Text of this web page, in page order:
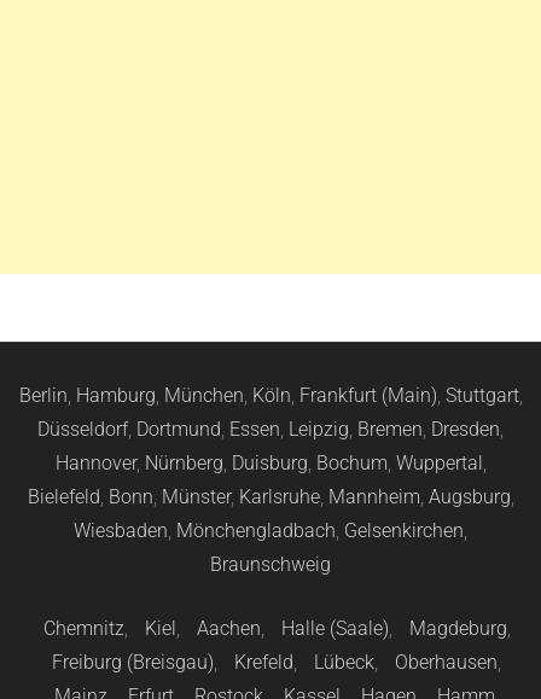
Berlin, Hamburg, München, Köln, Frankfurt (Main), Stuttgart,
Düsseldorf, Dortmund, Essen, Leipzig, Bremen, Dresden,
Hannover, Nürnberg, Duisburg, Bochum, Wuppertal,
Bielefeld, Bonn, Münster, Karlsruhe, Mannheim, Augsburg,
Wiesbaden, Mönchengladbach, Gelsenkirchen,
Braunschweig
Chemnitz, Kiel, Aachen, Halle (Saale), Magdeburg,
Freiburg (Breisgau), Krefeld, Lübeck, Oberhausen,